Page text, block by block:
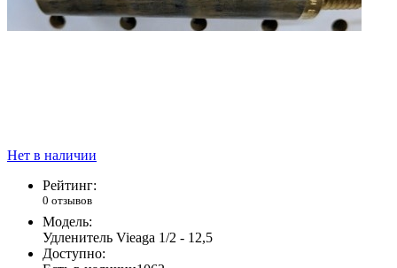
Нет в наличии
Рейтинг:
0 отзывов
Модель:
Удленитель Vieaga 1/2 - 12,5
Доступно: